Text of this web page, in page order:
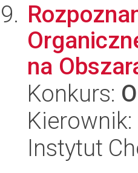
na
Konkurs:
Kierownik:
Instytut